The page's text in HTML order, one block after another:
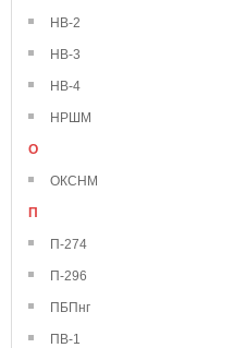
НВ-2
НВ-3
НВ-4
НРШМ
О
ОКСНМ
П
П-274
П-296
ПБПнг
ПВ-1